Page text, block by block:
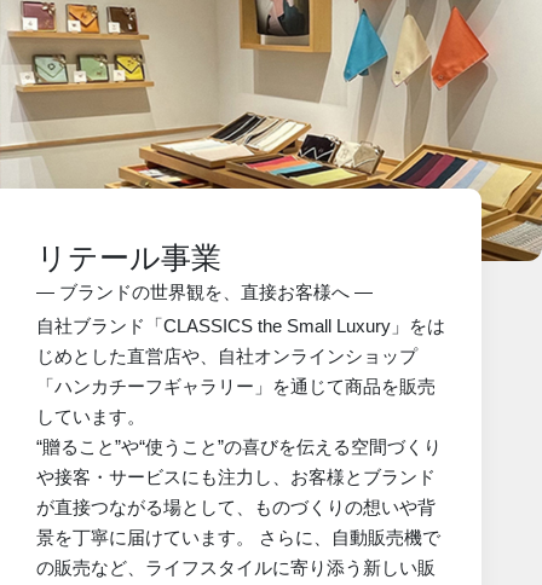
リテール事業
― ブランドの世界観を、直接お客様へ ―
自社ブランド「CLASSICS the Small Luxury」をは
じめとした直営店や、自社オンラインショップ
「ハンカチーフギャラリー」を通じて商品を販売
しています。
“贈ること”や“使うこと”の喜びを伝える空間づくり
や接客・サービスにも注力し、お客様とブランド
が直接つながる場として、ものづくりの想いや背
景を丁寧に届けています。 さらに、自動販売機で
の販売など、ライフスタイルに寄り添う新しい販